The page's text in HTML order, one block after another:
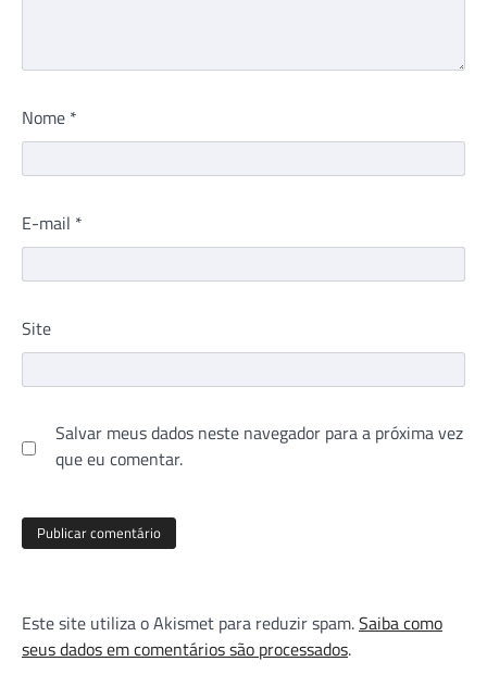
Nome *
E-mail *
Site
Salvar meus dados neste navegador para a próxima vez
que eu comentar.
Este site utiliza o Akismet para reduzir spam.Saiba como
seus dados em comentários são processados.